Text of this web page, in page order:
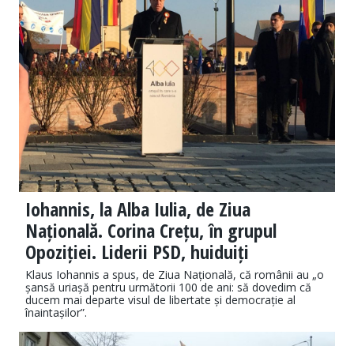
Iohannis, la Alba Iulia, de Ziua
Națională. Corina Crețu, în grupul
Opoziției. Liderii PSD, huiduiți
Klaus Iohannis a spus, de Ziua Națională, că românii au „o
șansă uriașă pentru următorii 100 de ani: să dovedim că
ducem mai departe visul de libertate și democrație al
înaintașilor”.